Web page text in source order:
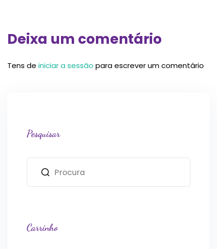
Deixa um comentário
Tens de iniciar a sessão para escrever um comentário
Pesquisar
Carrinho